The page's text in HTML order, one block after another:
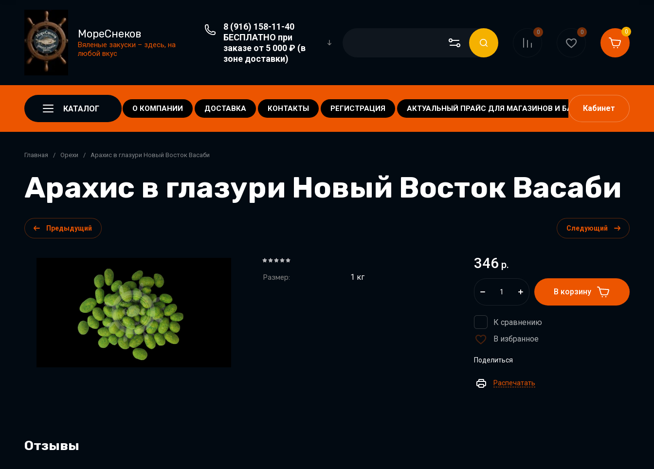
МореСнеков
Вяленые закуски – здесь, на
любой вкус
8 (916) 158-11-40
БЕСПЛАТНО при
заказе от 5 000 ₽ (в
зоне доставки)
0 0 0
КАТАЛОГ О КОМПАНИИ ДОСТАВКА КОНТАКТЫ РЕГИСТРАЦИЯ АКТУАЛЬНЫЙ ПРАЙС ДЛЯ МАГАЗИНОВ И БАРОВ ПОЛИТИКА
Кабинет
Главная / Орехи / Арахис в глазури Новый Восток Васаби
Арахис в глазури Новый Восток Васаби
Предыдущий Следующий
Размер: 1 кг
346 р.
В корзину
К сравнению
В избранное
Поделиться
Распечатать
Отзывы